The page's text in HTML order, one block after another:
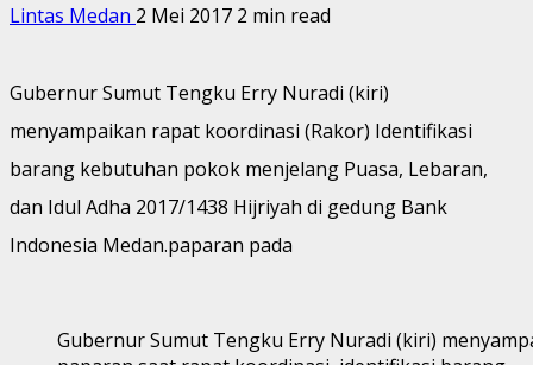
Lintas Medan 2 Mei 2017 2 min read
Gubernur Sumut Tengku Erry Nuradi (kiri)
menyampaikan rapat koordinasi (Rakor) Identifikasi
barang kebutuhan pokok menjelang Puasa, Lebaran,
dan Idul Adha 2017/1438 Hijriyah di gedung Bank
Indonesia Medan.paparan pada
Gubernur Sumut Tengku Erry Nuradi (kiri)